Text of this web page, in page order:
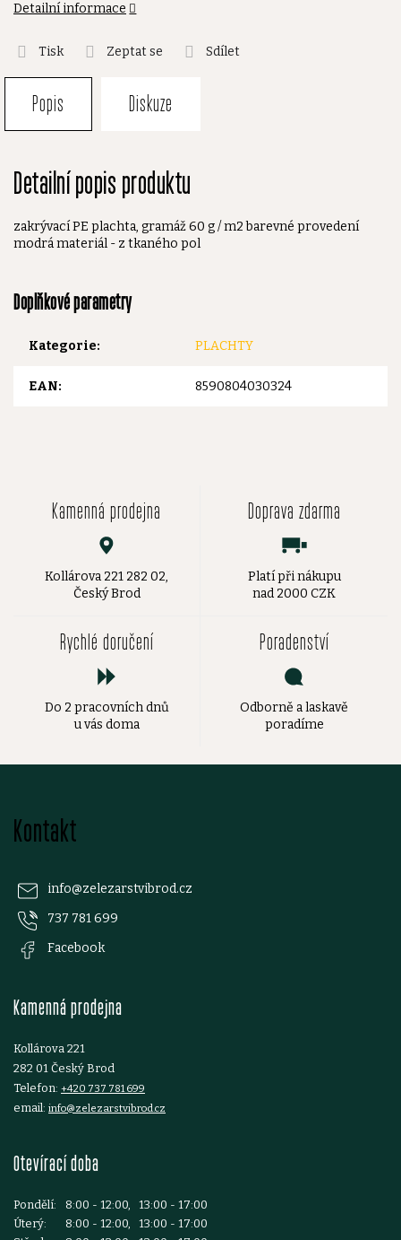
Detailní informace
Tisk Zeptat se Sdílet
Popis Diskuze
Detailní popis produktu
zakrývací PE plachta, gramáž 60 g / m2 barevné provedení
modrá materiál - z tkaného pol
Doplňkové parametry
Kategorie: PLACHTY
EAN: 8590804030324
Kamenná prodejna
Kollárova 221 282 02,
Český Brod
Doprava zdarma
Platí při nákupu
nad 2000 CZK
Rychlé doručení
Do 2 pracovních dnů
u vás doma
Poradenství
Odborně a laskavě
poradíme
Kontakt
info@zelezarstvibrod.cz
737 781 699
Facebook
Kamenná prodejna
Kollárova 221
282 01 Český Brod
Telefon: +420 737 781 699
email: info@zelezarstvibrod.cz
Otevírací doba
Pondělí:
8:00 - 12:00, 13:00 - 17:00
Úterý:
8:00 - 12:00, 13:00 - 17:00